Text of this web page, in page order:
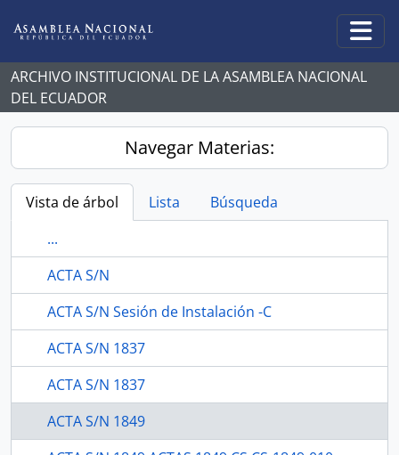
ARCHIVO INSTITUCIONAL DE LA ASAMBLEA NACIONAL
DEL ECUADOR
Navegar Materias:
Vista de árbol Lista
Búsqueda
...
ACTA S/N
ACTA S/N Sesión de Instalación -C
ACTA S/N 1837
ACTA S/N 1837
ACTA S/N 1849